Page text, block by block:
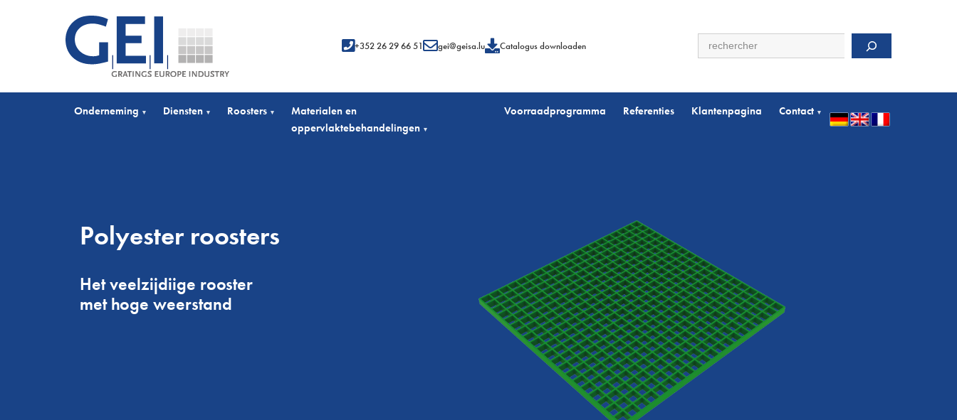
+352 26 29 66 51 gei@geisa.lu Catalogus downloaden Zoeken
Onderneming ▾ Diensten ▾ Roosters ▾
Materialen en
oppervlaktebehandelingen ▾
Voorraadprogramma Referenties Klantenpagina Contact ▾
Polyester roosters
Het veelzijdiige rooster
met hoge weerstand